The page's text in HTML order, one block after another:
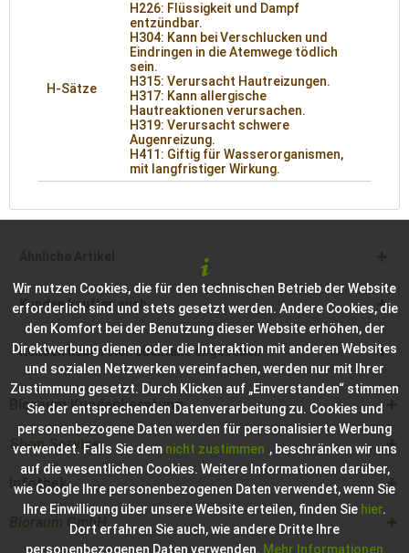
H-Sätze
H226: Flüssigkeit und Dampf
entzündbar.
H304: Kann bei Verschlucken und
Eindringen in die Atemwege tödlich
sein.
H315: Verursacht Hautreizungen.
H317: Kann allergische
Hautreaktionen verursachen.
H319: Verursacht schwere
Augenreizung.
H411: Giftig für Wasserorganismen,
mit langfristiger Wirkung.
Ähnliche Artikel
Kunden kauften auch
Kunden haben sich ebenfalls angesehen
Bioraum Kundenberatung
Shop Service
Infothek
Bioraum GmbH
Wir nutzen Cookies, die für den technischen Betrieb der Website
erforderlich sind und stets gesetzt werden. Andere Cookies, die
den Komfort bei der Benutzung dieser Website erhöhen, der
Direktwerbung dienen oder die Interaktion mit anderen Websites
und sozialen Netzwerken vereinfachen, werden nur mit Ihrer
Zustimmung gesetzt. Durch Klicken auf „Einverstanden“ stimmen
Sie der entsprechenden Datenverarbeitung zu. Cookies und
personenbezogene Daten werden für personalisierte Werbung
verwendet. Falls Sie dem nicht zustimmen , beschränken wir uns
auf die wesentlichen Cookies. Weitere Informationen darüber,
wie Google Ihre personenbezogenen Daten verwendet, wenn Sie
Ihre Einwilligung über unsere Website erteilen, finden Sie hier.
Dort erfahren Sie auch, wie andere Dritte Ihre
personenbezogenen Daten verwenden. Mehr Informationen